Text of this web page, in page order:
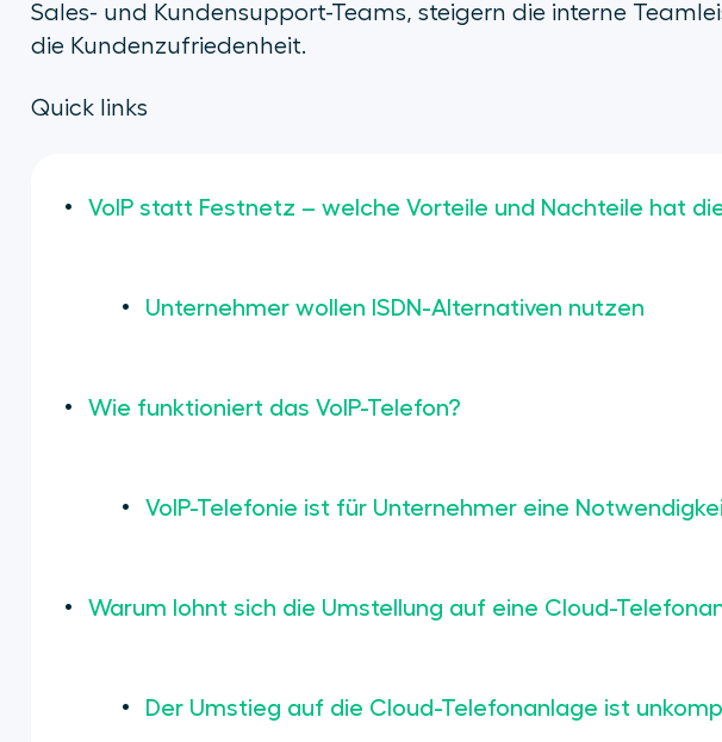
Sales- und Kundensupport-Teams, steigern die interne
die Kundenzufriedenheit.
Quick links
VoIP statt Festnetz – welche Vorteile und Nachteile hat
Unternehmer wollen ISDN-Alternativen nutzen
Wie funktioniert das VoIP-Telefon?
VoIP-Telefonie ist für Unternehmer eine
Warum lohnt sich die Umstellung auf eine Cloud-
Der Umstieg auf die Cloud-Telefonanlage ist